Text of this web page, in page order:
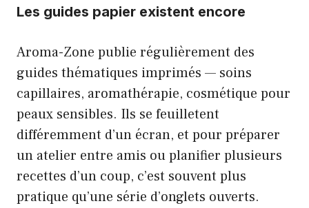
Les guides papier existent encore
Aroma-Zone publie régulièrement des
guides thématiques imprimés — soins
capillaires, aromathérapie, cosmétique pour
peaux sensibles. Ils se feuilletent
différemment d’un écran, et pour préparer
un atelier entre amis ou planifier plusieurs
recettes d’un coup, c’est souvent plus
pratique qu’une série d’onglets ouverts.